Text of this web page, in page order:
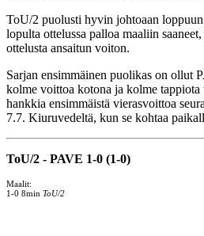
ToU/2 puolusti hyvin johtoaan
lopulta ottelussa palloa maaliin
ottelusta ansaitun voiton.
Sarjan ensimmäinen puolikas on ollut
kolme voittoa kotona ja kolme tappiota
hankkia ensimmäistä vierasvoittoa
7.7. Kiuruvedeltä, kun se kohtaa
ToU/2 - PAVE 1-0 (1-0)
Maalit:
1-0 8min ToU/2